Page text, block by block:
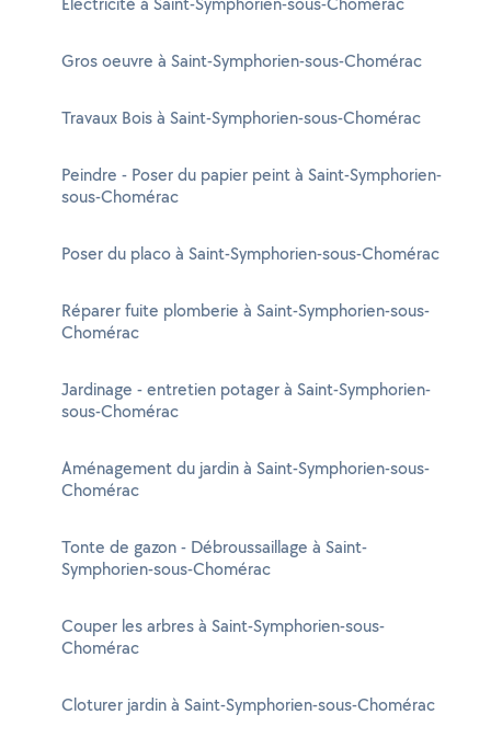
Gros oeuvre à Saint-Symphorien-sous-Chomérac
Travaux Bois à Saint-Symphorien-sous-Chomérac
Peindre - Poser du papier peint à Saint-Symphorien-
sous-Chomérac
Poser du placo à Saint-Symphorien-sous-Chomérac
Réparer fuite plomberie à Saint-Symphorien-sous-
Chomérac
Jardinage - entretien potager à Saint-Symphorien-
sous-Chomérac
Aménagement du jardin à Saint-Symphorien-sous-
Chomérac
Tonte de gazon - Débroussaillage à Saint-
Symphorien-sous-Chomérac
Couper les arbres à Saint-Symphorien-sous-
Chomérac
Cloturer jardin à Saint-Symphorien-sous-Chomérac